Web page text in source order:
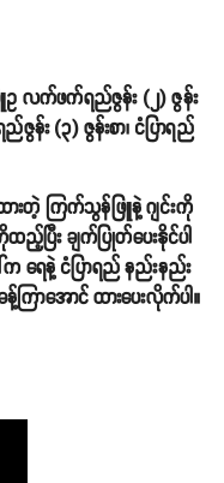
လက်ဖက်ရည်ဇွန်း (၂) ဇွန်း
န်း (၃) ဇွန်းစာ၊ ငံပြာရည်
းတဲ့ ကြက်သွန်ဖြူနဲ့ ဂျင်းကို
ည့်ပြီး ချက်ပြုတ်ပေးနိုင်ပါ
က ရေနဲ့ ငံပြာရည် နည်းနည်း
ကြာအောင် ထားပေးလိုက်ပါ။